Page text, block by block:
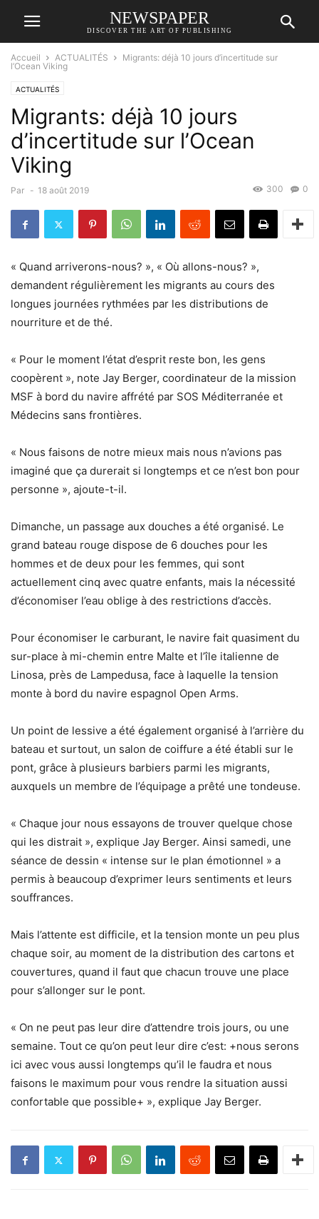
NEWSPAPER
DISCOVER THE ART OF PUBLISHING
Accueil ACTUALITÉS
Migrants: déjà 10 jours d’incertitude sur
l’Ocean Viking
ACTUALITÉS
Migrants: déjà 10 jours
d’incertitude sur l’Ocean
Viking
Par - 18 août 2019 0
300
« Quand arriverons-nous? », « Où allons-nous? »,
demandent régulièrement les migrants au cours des
longues journées rythmées par les distributions de
nourriture et de thé.
« Pour le moment l’état d’esprit reste bon, les gens
coopèrent », note Jay Berger, coordinateur de la mission
MSF à bord du navire affrété par SOS Méditerranée et
Médecins sans frontières.
« Nous faisons de notre mieux mais nous n’avions pas
imaginé que ça durerait si longtemps et ce n’est bon pour
personne », ajoute-t-il.
Dimanche, un passage aux douches a été organisé. Le
grand bateau rouge dispose de 6 douches pour les
hommes et de deux pour les femmes, qui sont
actuellement cinq avec quatre enfants, mais la nécessité
d’économiser l’eau oblige à des restrictions d’accès.
Pour économiser le carburant, le navire fait quasiment du
sur-place à mi-chemin entre Malte et l’île italienne de
Linosa, près de Lampedusa, face à laquelle la tension
monte à bord du navire espagnol Open Arms.
Un point de lessive a été également organisé à l’arrière du
bateau et surtout, un salon de coiffure a été établi sur le
pont, grâce à plusieurs barbiers parmi les migrants,
auxquels un membre de l’équipage a prêté une tondeuse.
« Chaque jour nous essayons de trouver quelque chose
qui les distrait », explique Jay Berger. Ainsi samedi, une
séance de dessin « intense sur le plan émotionnel » a
permis à beaucoup d’exprimer leurs sentiments et leurs
souffrances.
Mais l’attente est difficile, et la tension monte un peu plus
chaque soir, au moment de la distribution des cartons et
couvertures, quand il faut que chacun trouve une place
pour s’allonger sur le pont.
« On ne peut pas leur dire d’attendre trois jours, ou une
semaine. Tout ce qu’on peut leur dire c’est: +nous serons
ici avec vous aussi longtemps qu’il le faudra et nous
faisons le maximum pour vous rendre la situation aussi
confortable que possible+ », explique Jay Berger.